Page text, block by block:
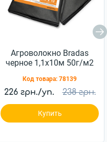
Агроволокно Bradas
черное 1,1х10м 50г/м2
Код товара: 78139
226 грн./уп. 238 грн.
Купить